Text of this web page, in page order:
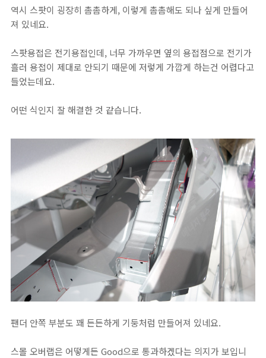
역시 스팟이 굉장히 촘촘하게, 이렇게 촘촘해도 되나 싶게 만들어
져 있네요.
스팟용접은 전기용접인데, 너무 가까우면 옆의 용접점으로 전기가
흘러 용접이 제대로 안되기 때문에 저렇게 가깝게 하는건 어렵다고
들었는데요.
어떤 식인지 잘 해결한 것 같습니다.
팬더 안쪽 부분도 꽤 든든하게 기둥처럼 만들어져 있네요.
스몰 오버랩은 어떻게든 Good으로 통과하겠다는 의지가 보입니